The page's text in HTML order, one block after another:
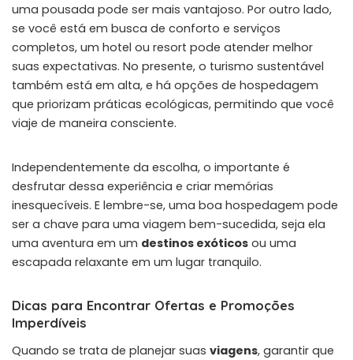
uma pousada pode ser mais vantajoso. Por outro lado,
se você está em busca de conforto e serviços
completos, um hotel ou resort pode atender melhor
suas expectativas. No presente, o turismo sustentável
também está em alta, e há opções de hospedagem
que priorizam práticas ecológicas, permitindo que você
viaje de maneira consciente.
Independentemente da escolha, o importante é
desfrutar dessa experiência e criar memórias
inesquecíveis. E lembre-se, uma boa hospedagem pode
ser a chave para uma viagem bem-sucedida, seja ela
uma aventura em um destinos exóticos ou uma
escapada relaxante em um lugar tranquilo.
Dicas para Encontrar Ofertas e Promoções
Imperdíveis
Quando se trata de planejar suas viagens, garantir que